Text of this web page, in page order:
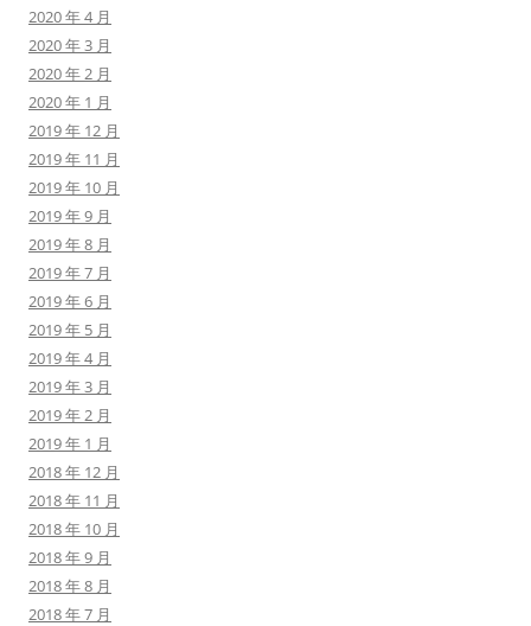
2020 年 4 月
2020 年 3 月
2020 年 2 月
2020 年 1 月
2019 年 12 月
2019 年 11 月
2019 年 10 月
2019 年 9 月
2019 年 8 月
2019 年 7 月
2019 年 6 月
2019 年 5 月
2019 年 4 月
2019 年 3 月
2019 年 2 月
2019 年 1 月
2018 年 12 月
2018 年 11 月
2018 年 10 月
2018 年 9 月
2018 年 8 月
2018 年 7 月